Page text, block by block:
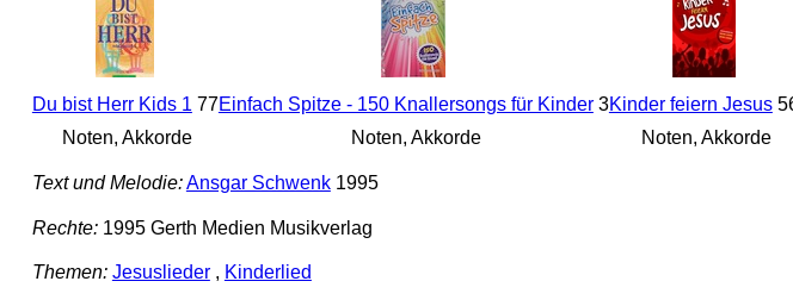
Du bist Herr Kids 177
Noten, Akkorde
Einfach Spitze - 150 Knallersongs für Kinder3
Noten, Akkorde
Kinder feiern Jesus
Noten, Akkorde
Text und Melodie:Ansgar Schwenk1995
Rechte:1995 Gerth Medien Musikverlag
Themen: Jesuslieder, Kinderlied